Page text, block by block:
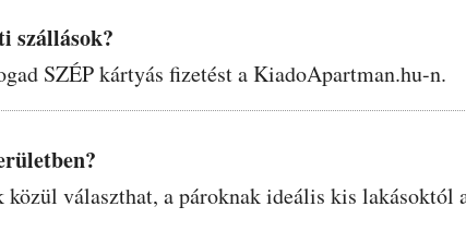
szállások?
SZÉP kártyás fizetést a KiadoApartman.hu-n.
választhat, a pároknak ideális kis lakásoktól